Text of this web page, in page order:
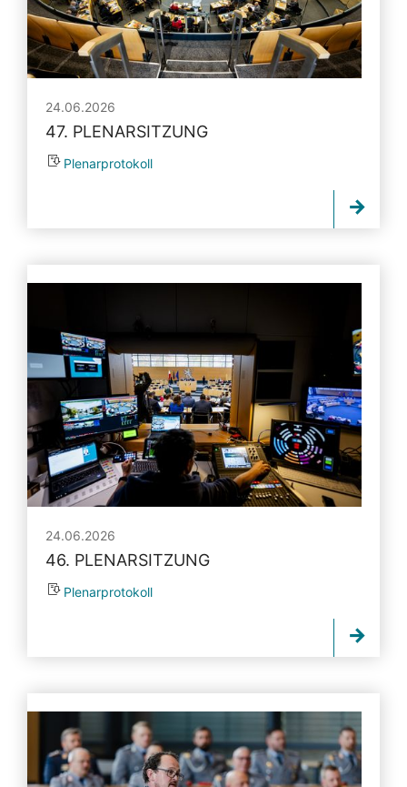
24.06.2026
47. PLENARSITZUNG
Plenarprotokoll
24.06.2026
46. PLENARSITZUNG
Plenarprotokoll